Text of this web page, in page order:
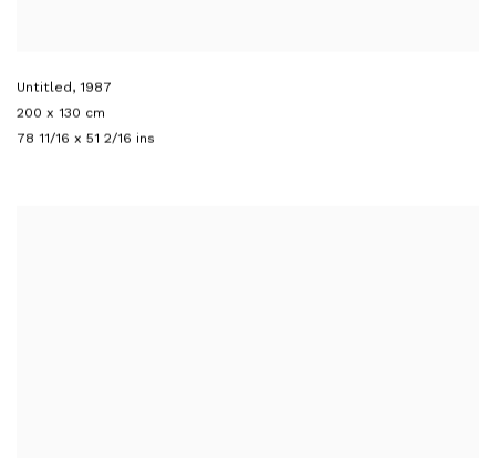
Untitled, 1987
200 x 130 cm
78 11/16 x 51 2/16 ins